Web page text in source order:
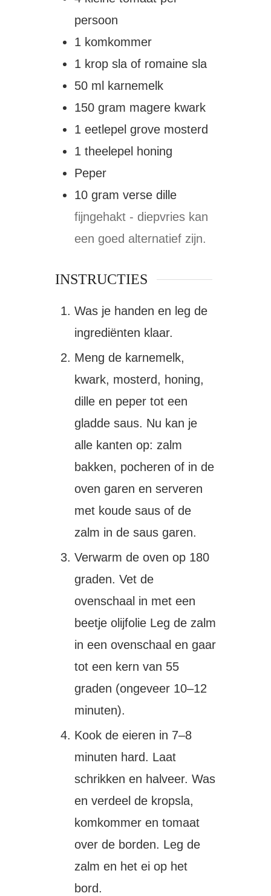
persoon
1 komkommer
1 krop sla of romaine sla
50 ml karnemelk
150 gram magere kwark
1 eetlepel grove mosterd
1 theelepel honing
Peper
10 gram verse dille
fijngehakt - diepvries kan
een goed alternatief zijn.
INSTRUCTIES
Was je handen en leg de
ingrediënten klaar.
Meng de karnemelk,
kwark, mosterd, honing,
dille en peper tot een
gladde saus. Nu kan je
alle kanten op: zalm
bakken, pocheren of in de
oven garen en serveren
met koude saus of de
zalm in de saus garen.
Verwarm de oven op 180
graden. Vet de
ovenschaal in met een
beetje olijfolie Leg de zalm
in een ovenschaal en gaar
tot een kern van 55
graden (ongeveer 10–12
minuten).
Kook de eieren in 7–8
minuten hard. Laat
schrikken en halveer. Was
en verdeel de kropsla,
komkommer en tomaat
over de borden. Leg de
zalm en het ei op het
bord.